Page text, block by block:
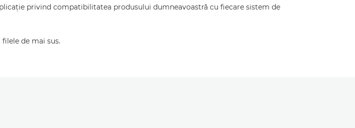
privind compatibilitatea produsului dumneavoastră cu fiecare sistem de
de mai sus.